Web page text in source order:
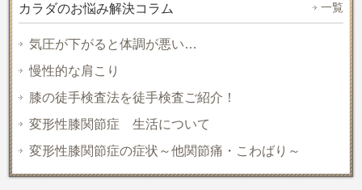
カラダのお悩み解決コラム 一覧
気圧が下がると体調が悪い…
慢性的な肩こり
膝の徒手検査法を徒手検査ご紹介！
変形性膝関節症 生活について
変形性膝関節症の症状～他関節痛・こわばり～